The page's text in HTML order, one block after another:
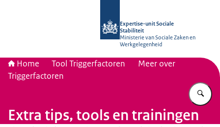
Expertise-unit Sociale
Stabiliteit
Ministerie van Sociale Zaken en
Werkgelegenheid
Home Tool Triggerfactoren
Meer over
Triggerfactoren
Extra tips, tools en trainingen